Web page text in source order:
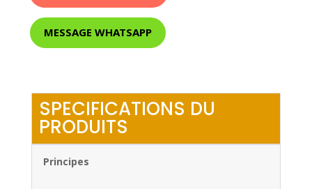
MESSAGE WHATSAPP
SPECIFICATIONS DU
PRODUITS
Principes